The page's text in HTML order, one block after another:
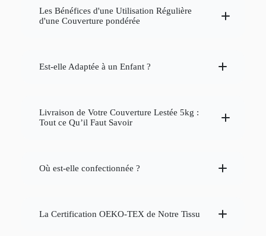
Les Bénéfices d'une Utilisation Régulière
d'une Couverture pondérée
production de sérotonine et de mélatonine
Est-elle Adaptée à un Enfant ?
12 % du poids corporel de l'utilisateur
calmer
Livraison de Votre Couverture Lestée 5kg :
Tout ce Qu’il Faut Savoir
Où est-elle confectionnée ?
La Certification OEKO-TEX de Notre Tissu